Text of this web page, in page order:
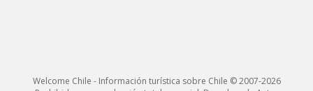
Welcome Chile - Información turística sobre Chile © 2007-2026